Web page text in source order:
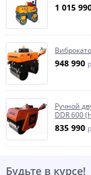
1 015
948 990
Ручной
DDR 600
835 990
Будьте в курсе!